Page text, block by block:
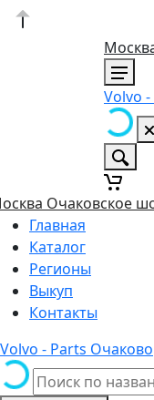
Volvo
Очаковское
Главная
Каталог
Регионы
Выкуп
Контакты
Volvo - Parts Очаково